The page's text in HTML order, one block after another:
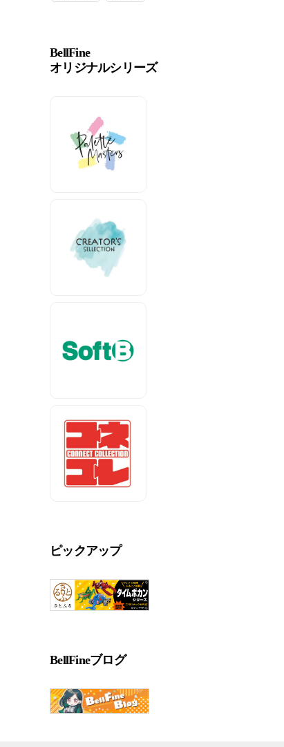
BellFine
オリジナルシリーズ
ピックアップ
BellFineブログ